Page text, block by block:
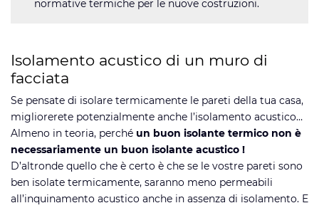
normative termiche per le nuove costruzioni.
Isolamento acustico di un muro di
facciata
Se pensate di isolare termicamente le pareti della tua casa,
migliorerete potenzialmente anche l’isolamento acustico…
Almeno in teoria, perché un buon isolante termico non è
necessariamente un buon isolante acustico !
D’altronde quello che è certo è che se le vostre pareti sono
ben isolate termicamente, saranno meno permeabili
all’inquinamento acustico anche in assenza di isolamento. E